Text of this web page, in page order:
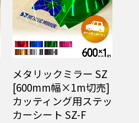
メタリックミラー SZ
[600mm幅×1m切売]
カッティング用ステッ
カーシート SZ-F